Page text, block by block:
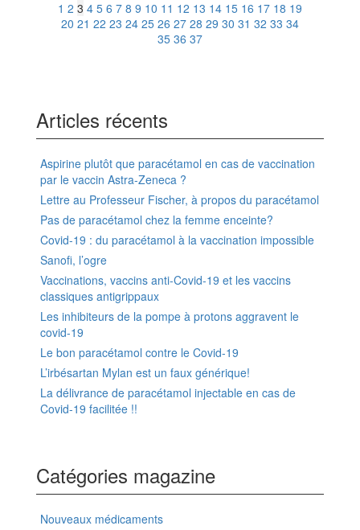
1 2 3 4 5 6 7 8 9 10 11 12 13 14 15 16 17 18 19
20 21 22 23 24 25 26 27 28 29 30 31 32 33 34
35 36 37
Articles récents
Aspirine plutôt que paracétamol en cas de vaccination
par le vaccin Astra-Zeneca ?
Lettre au Professeur Fischer, à propos du paracétamol
Pas de paracétamol chez la femme enceinte?
Covid-19 : du paracétamol à la vaccination impossible
Sanofi, l’ogre
Vaccinations, vaccins anti-Covid-19 et les vaccins
classiques antigrippaux
Les inhibiteurs de la pompe à protons aggravent le
covid-19
Le bon paracétamol contre le Covid-19
L’irbésartan Mylan est un faux générique!
La délivrance de paracétamol injectable en cas de
Covid-19 facilitée !!
Catégories magazine
Nouveaux médicaments